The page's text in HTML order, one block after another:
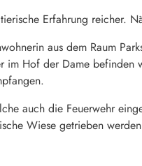
Erfahrung reicher.
aus dem Raum
im Hof der Dame
auch die Feuerwehr
Wiese getrieben